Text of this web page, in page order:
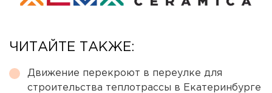
ЧИТАЙТЕ ТАКЖЕ:
Движение перекроют в переулке для
строительства теплотрассы в Екатеринбурге